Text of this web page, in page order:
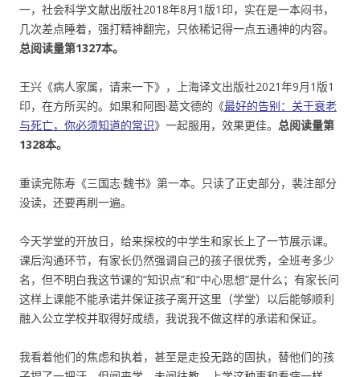
一，社会科学文献出版社2018年8月1版1印，实在是一本闷书，
几次差点睡着，强打精神翻完，只依稀记得一点五通神的内容。
总阅读量第1327本。
王兴《病人家属，请来一下》，上海译文出版社2021年9月1版1
印，在方所买的。如果和阿图·葛文德的《最好的告别：关于衰老
与死亡，你必须知道的常识》一起服用，效果更佳。 总阅读量第
1328本。
重读完陈寿《三国志·魏书》第一本。只读了正史部分，裴注部分
没读，还要再刷一遍。
今天学堂的开放日，给来探校的中学生和家长上了一节展示课。
课后沟通环节，有家长仍然强调自己的孩子很优秀，全班考多少
名，但不明白我这节课的“知识点”和“中心思想”是什么；有家长问
这样上课能不能承诺并保证孩子离开这里（学堂）以后能够顺利
融入公立学校并取得好成绩，我说我不做这样的承诺和保证。
我看着他们的焦虑和执着，甚至是走投无路的固执，替他们的孩